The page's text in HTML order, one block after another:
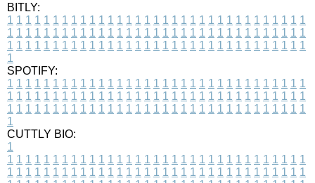
BITLY:
1 1 1 1 1 1 1 1 1 1 1 1 1 1 1 1 1 1 1 1 1 1 1 1 1 1 1 1 1 1 1 1 1
1 1 1 1 1 1 1 1 1 1 1 1 1 1 1 1 1 1 1 1 1 1 1 1 1 1 1 1 1 1 1 1 1
1 1 1 1 1 1 1 1 1 1 1 1 1 1 1 1 1 1 1 1 1 1 1 1 1 1 1 1 1 1 1 1 1
1
SPOTIFY:
1 1 1 1 1 1 1 1 1 1 1 1 1 1 1 1 1 1 1 1 1 1 1 1 1 1 1 1 1 1 1 1 1
1 1 1 1 1 1 1 1 1 1 1 1 1 1 1 1 1 1 1 1 1 1 1 1 1 1 1 1 1 1 1 1 1
1 1 1 1 1 1 1 1 1 1 1 1 1 1 1 1 1 1 1 1 1 1 1 1 1 1 1 1 1 1 1 1 1
1
CUTTLY BIO:
1
1 1 1 1 1 1 1 1 1 1 1 1 1 1 1 1 1 1 1 1 1 1 1 1 1 1 1 1 1 1 1 1 1
1 1 1 1 1 1 1 1 1 1 1 1 1 1 1 1 1 1 1 1 1 1 1 1 1 1 1 1 1 1 1 1 1